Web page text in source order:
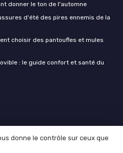
donner le ton de l'automne
d'été des pires ennemis de la
choisir des pantoufles et mules
: le guide confort et santé du
donne le contrôle sur ceux que